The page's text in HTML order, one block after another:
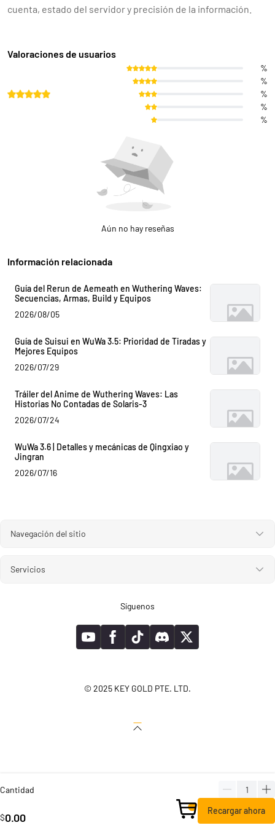
cuenta, estado del servidor y precisión de la información.
Valoraciones de usuarios
%
%
%
%
%
Aún no hay reseñas
Información relacionada
Guía del Rerun de Aemeath en Wuthering Waves:
Secuencias, Armas, Build y Equipos
2026/08/05
Guía de Suisui en WuWa 3.5: Prioridad de Tiradas y
Mejores Equipos
2026/07/29
Tráiler del Anime de Wuthering Waves: Las
Historias No Contadas de Solaris-3
2026/07/24
WuWa 3.6 | Detalles y mecánicas de Qingxiao y
Jingran
2026/07/16
Navegación del sitio
Servicios
Síguenos
© 2025 KEY GOLD PTE. LTD.
Cantidad
$0.00 Recargar ahora